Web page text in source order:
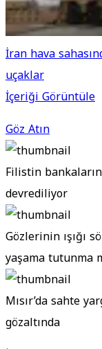
İran hava
uçaklar
İçeriği Görüntüle
Göz Atın
Filistin
devrediliyor
Gözlerinin ışığı
yaşama tutunma
Mısır’da sahte
gözaltında